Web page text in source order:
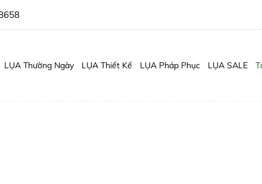
LỤA Thường Ngày LỤA Thiết Kế LỤA Pháp Phục LỤA SALE